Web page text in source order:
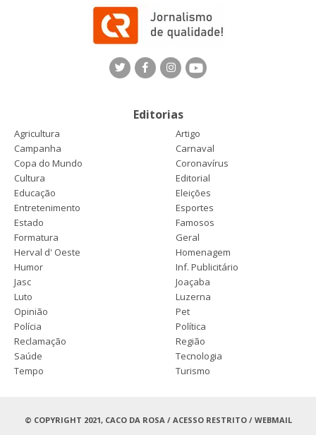
Editorias
Agricultura
Artigo
Campanha
Carnaval
Copa do Mundo
Coronavírus
Cultura
Editorial
Educação
Eleições
Entretenimento
Esportes
Estado
Famosos
Formatura
Geral
Herval d' Oeste
Homenagem
Humor
Inf. Publicitário
Jasc
Joaçaba
Luto
Luzerna
Opinião
Pet
Polícia
Política
Reclamação
Região
Saúde
Tecnologia
Tempo
Turismo
© COPYRIGHT 2021, CACO DA ROSA / ACESSO RESTRITO/ WEBMAIL